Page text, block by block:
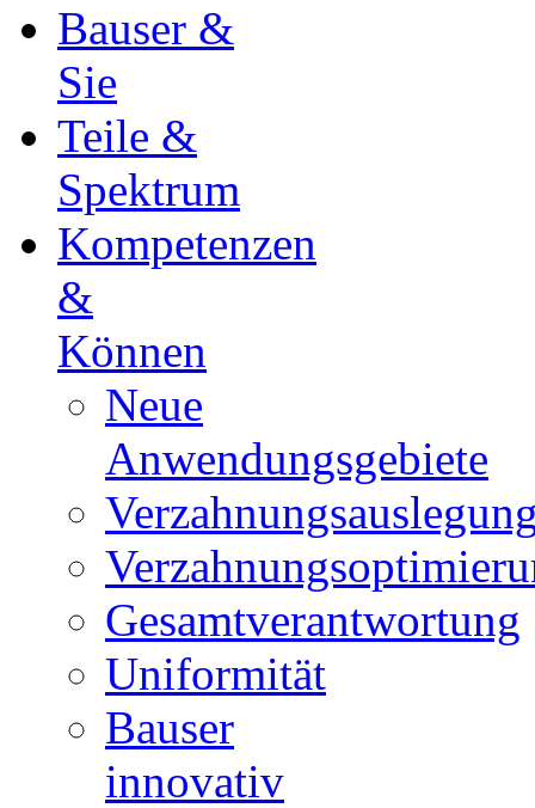
Bauser &
Sie
Teile &
Spektrum
Kompetenzen
&
Können
Neue
Anwendungsgebiete
Gesamtverantwortung
Uniformität
Bauser
innovativ